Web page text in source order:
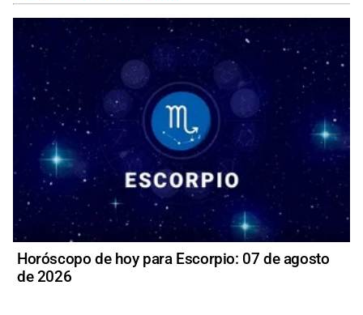
Horóscopo de hoy para Escorpio: 07 de agosto
de 2026